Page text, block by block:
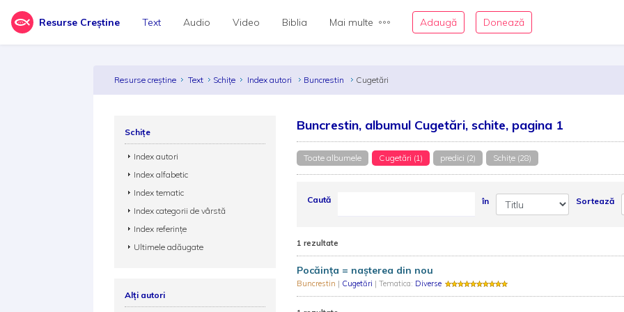
Resurse Creștine Text Audio Video Biblia Mai multe Adaugă Donează
Resurse creștine Text Schițe Index autori Buncrestin Cugetări
Buncrestin, albumul Cugetări, schite, pagina 1
Toate albumele Cugetări (1) predici (2) Schiţe (28)
Caută în Sortează
1 rezultate
Pocăinţa = naşterea din nou
Buncrestin | Cugetări | Tematica: Diverse
Schițe
Index autori
Index alfabetic
Index tematic
Index categorii de vârstă
Index referințe
Ultimele adăugate
Alți autori